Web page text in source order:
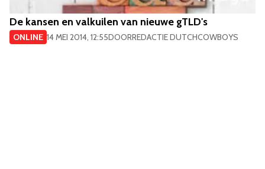
De kansen en valkuilen van nieuwe gTLD's
ONLINE 14 MEI 2014, 12:55DOORREDACTIE DUTCHCOWBOYS